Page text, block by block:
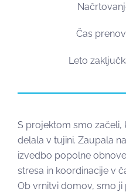
Čas
Leto
S projektom smo začeli,
delala v tujini. Zaupala
izvedbo popolne
stresa in koordinacije v
Ob vrnitvi domov, smo